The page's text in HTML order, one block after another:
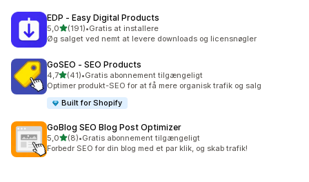
EDP ‑ Easy Digital Products
5,0ud af 5 stjerner
(191)
191 anmeldelser i alt
•Gratis at installere
Øg salget ved nemt at levere downloads og licensnøgler
GoSEO ‑ SEO Products
4,7ud af 5 stjerner
(41)
41 anmeldelser i alt
•Gratis abonnement tilgængeligt
Optimer produkt-SEO for at få mere organisk trafik og salg
Built for Shopify
GoBlog SEO Blog Post Optimizer
5,0ud af 5 stjerner
(8)
8 anmeldelser i alt
•Gratis abonnement tilgængeligt
Forbedr SEO for din blog med et par klik, og skab trafik!